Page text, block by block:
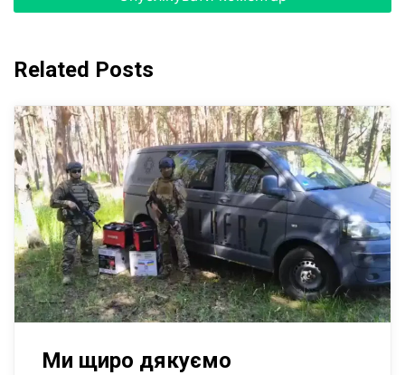
Related Posts
Ми щиро дякуємо